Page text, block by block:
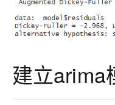
建立arima